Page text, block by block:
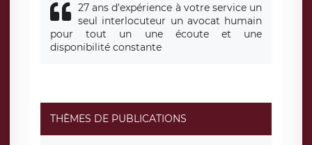
27 ans d'expérience à votre service un
seul interlocuteur un avocat humain
pour tout un une écoute et une
disponibilité constante
THÈMES DE PUBLICATIONS